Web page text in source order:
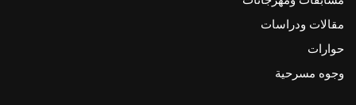
مقالات ودراسات
حوارات
وجوه مسرحية